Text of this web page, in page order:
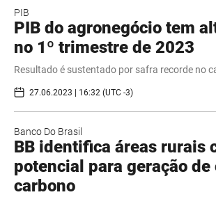
PIB
PIB do agronegócio tem
no 1º trimestre de 2023
Resultado é sustentado por safra recorde no
27.06.2023 | 16:32 (UTC -3)
Banco Do Brasil
BB identifica áreas rurais
potencial para geração
carbono